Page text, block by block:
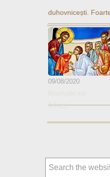
duhovnicești.
09/08/2020
Μαρτυρία και
διδαχή